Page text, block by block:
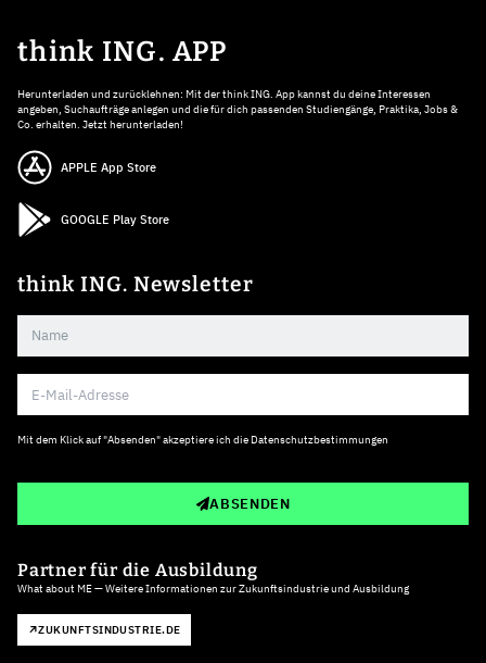
think ING. APP
Herunterladen und zurücklehnen: Mit der think ING. App kannst du deine Interessen
angeben, Suchaufträge anlegen und die für dich passenden Studiengänge, Praktika, Jobs &
Co. erhalten. Jetzt herunterladen!
APPLE App Store
GOOGLE Play Store
think ING. Newsletter
Mit dem Klick auf "Absenden" akzeptiere ich die Datenschutzbestimmungen
ABSENDEN
Partner für die Ausbildung
What about ME — Weitere Informationen zur Zukunftsindustrie und Ausbildung
ZUKUNFTSINDUSTRIE.DE